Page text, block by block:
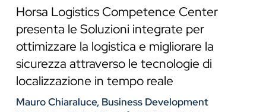
Horsa Logistics Competence Center
presenta le Soluzioni integrate per
ottimizzare la logistica e migliorare la
sicurezza attraverso le tecnologie di
localizzazione in tempo reale
Mauro Chiaraluce, Business Development